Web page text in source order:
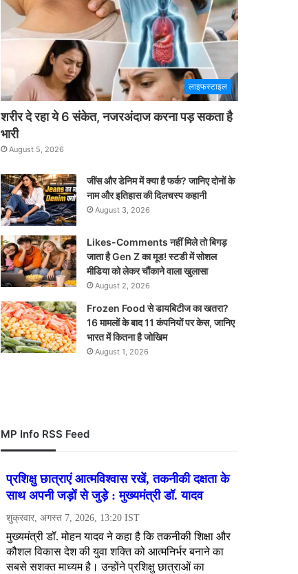
लाइफस्टाइल
शरीर दे रहा ये 6 संकेत, नजरअंदाज करना पड़ सकता है
भारी
August 5, 2026
जींस और डेनिम में क्या है फर्क? जानिए दोनों के
नाम और इतिहास की दिलचस्प कहानी
August 3, 2026
Likes-Comments नहीं मिले तो बिगड़
जाता है Gen Z का मूड! स्टडी में सोशल
मीडिया को लेकर चौंकाने वाला खुलासा
August 2, 2026
Frozen Food से डायबिटीज का खतरा?
16 मामलों के बाद 11 कंपनियों पर केस, जानिए
भारत में कितना है जोखिम
August 1, 2026
MP Info RSS Feed